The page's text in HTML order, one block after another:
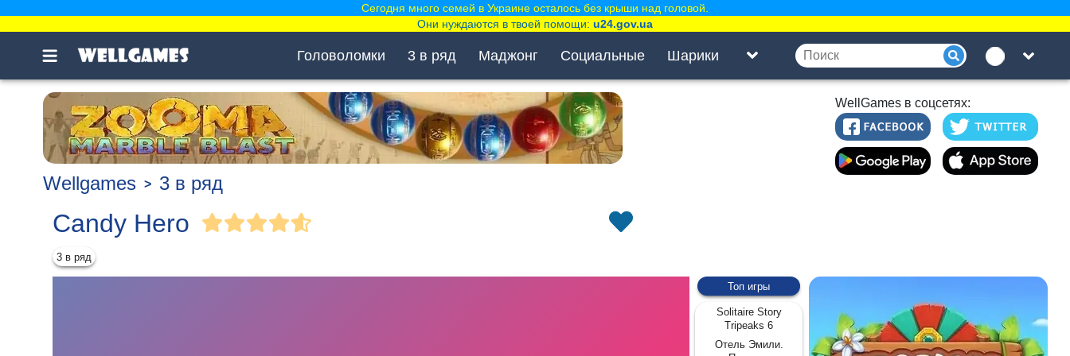
Головоломки 3 в ряд Маджонг Социальные Шарики
WellGames в соцсетях:
Wellgames 3 в ряд
Candy Hero
3 в ряд
Топ игры
Solitaire Story
Tripeaks 6
Отель Эмили.
Сегодня много семей в Украине осталось без крыши над головой.
Они нуждаются в твоей помощи: u24.gov.ua